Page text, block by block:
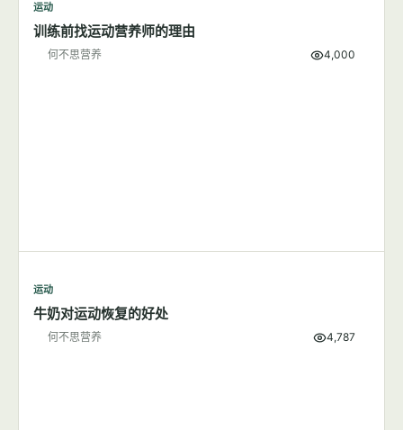
运动
训练前找运动营养师的理由
何不思营养 4,000
运动
牛奶对运动恢复的好处
何不思营养 4,787